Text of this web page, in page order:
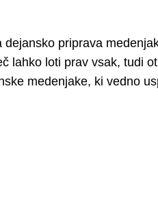
priprava
lahko loti prav vsak, tudi
medenjake, ki vedno